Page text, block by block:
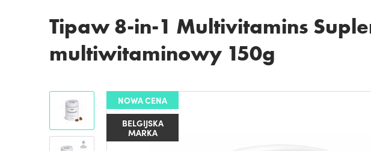
Tipaw 8-in-1 Multivitamins
multiwitaminowy 150g
NOWA CENA
BELGIJSKA
MARKA